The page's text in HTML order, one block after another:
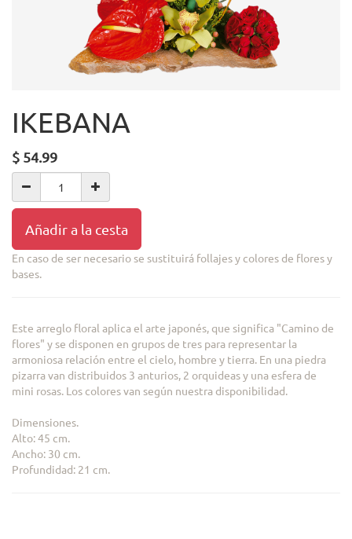
IKEBANA
$ 54.99
Añadir a la cesta
En caso de ser necesario se sustituirá follajes y colores de flores y
bases.
Este arreglo floral aplica el arte japonés, que significa "Camino de
flores" y se disponen en grupos de tres para representar la
armoniosa relación entre el cielo, hombre y tierra. En una piedra
pizarra van distribuidos 3 anturios, 2 orquideas y una esfera de
mini rosas. Los colores van según nuestra disponibilidad.
Dimensiones.
Alto: 45 cm.
Ancho: 30 cm.
Profundidad: 21 cm.